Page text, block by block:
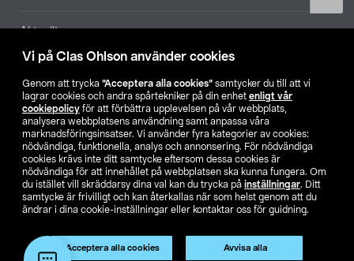
Vi på Clas Ohlson använder cookies
Genom att trycka ”Acceptera alla cookies” samtycker du till att vi
lagrar cookies och andra spårtekniker på din enhet enligt vår
cookiepolicy för att förbättra upplevelsen på vår webbplats,
analysera webbplatsens användning samt anpassa våra
marknadsföringsinsatser. Vi använder fyra kategorier av cookies:
nödvändiga, funktionella, analys och annonsering. För nödvändiga
cookies krävs inte ditt samtycke eftersom dessa cookies är
nödvändiga för att innehållet på webbplatsen ska kunna fungera. Om
du istället vill skräddarsy dina val kan du trycka på inställningar. Ditt
samtycke är frivilligt och kan återkallas när som helst genom att du
ändrar i dina cookie-inställningar eller kontaktar oss för guidning.
Acceptera alla cookies Avvisa alla
Aktuellt
Hitta butik
SE NO FI
Köpvillkor Privacy statement Klubbvillkor För företag